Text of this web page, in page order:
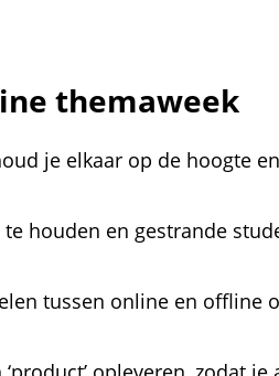
themaweek
je elkaar op de hoogte
houden en gestrande
tussen online en offline